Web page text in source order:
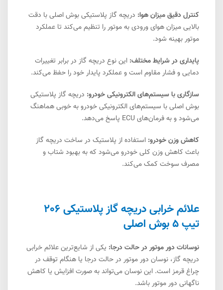
کنترل دقیق میزان هوا: دریچه گاز پلاستیکی بوش اصلی با دقت
بالایی میزان هوای ورودی به موتور را تنظیم می‌کند تا عملکرد
موتور بهینه شود.
پایداری در شرایط مختلف: این نوع دریچه گاز در برابر تغییرات
دمایی و فشار مقاوم است و عملکرد پایدار خود را حفظ می‌کند.
سازگاری با سیستم‌های الکترونیکی خودرو: دریچه گاز پلاستیکی
بوش اصلی با سیستم‌های الکترونیکی خودرو به خوبی هماهنگ
می‌شود و به فرمان‌های ECU پاسخ می‌دهد.
کاهش وزن خودرو: استفاده از پلاستیک در ساخت دریچه گاز
باعث کاهش وزن کلی خودرو می‌شود که به بهبود شتاب و
مصرف سوخت کمک می‌کند.
علائم خرابی دریچه گاز پلاستیکی 206
تیپ 5 بوش اصلی
نوسانات دور موتور در حالت درجا: یکی از شایع‌ترین علائم خرابی
دریچه گاز، نوسان دور موتور در حالت درجا یا هنگام توقف در
چراغ قرمز است. این نوسان می‌تواند به صورت افزایش یا کاهش
ناگهانی دور موتور باشد.